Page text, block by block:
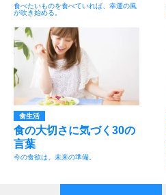
食べたいものを食べていれば、幸運の風
が吹き始める。
食生活
食の大切さに気づく30の
言葉
今の食欲は、未来の準備。